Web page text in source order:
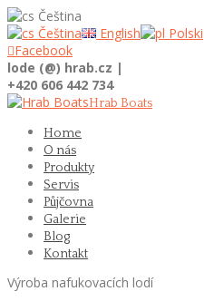
Čeština
Čeština
English
Polski
Facebook
lode (@) hrab.cz |
+420 606 442 734
Hrab Boats
Home
O nás
Produkty
Servis
Půjčovna
Galerie
Blog
Kontakt
Výroba nafukovacích lodí